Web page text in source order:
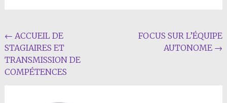
Navigation
de
l'article
← ACCUEIL DE
STAGIAIRES ET
TRANSMISSION DE
COMPÉTENCES
FOCUS SUR L’ÉQUIPE
AUTONOME →